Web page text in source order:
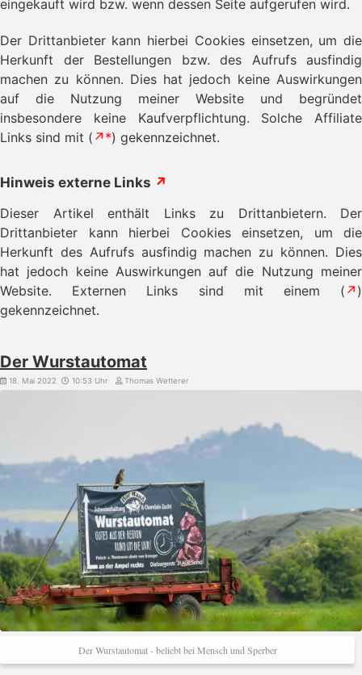
eingekauft wird bzw. wenn dessen Seite aufgerufen wird.
Der Drittanbieter kann hierbei Cookies einsetzen, um die
Herkunft der Bestellungen bzw. des Aufrufs ausfindig
machen zu können. Dies hat jedoch keine Auswirkungen
auf die Nutzung meiner Website und begründet
insbesondere keine Kaufverpflichtung. Solche Affiliate
Links sind mit ( ↗*) gekennzeichnet.
Hinweis externe Links ↗
Dieser Artikel enthält Links zu Drittanbietern. Der
Drittanbieter kann hierbei Cookies einsetzen, um die
Herkunft des Aufrufs ausfindig machen zu können. Dies
hat jedoch keine Auswirkungen auf die Nutzung meiner
Website. Externen Links sind mit einem ( ↗ )
gekennzeichnet.
Der Wurstautomat
18. Mai 2022 10:53 Uhr Thomas Wetterer
Der Wurstautomat - beliebt bei Mensch und Sperber